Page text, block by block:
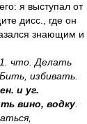
я выступал от
дисс., где он
знающим и
что. Делать
избивать.
и уг.
вино, водку.